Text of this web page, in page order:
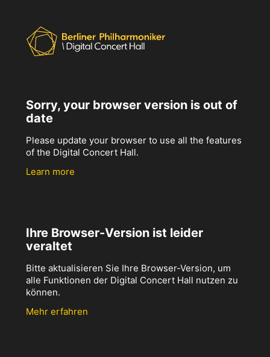
Sorry, your browser version is out of
date
Please update your browser to use all the features
of the Digital Concert Hall.
Learn more
Ihre Browser-Version ist leider
veraltet
Bitte aktualisieren Sie Ihre Browser-Version, um
alle Funktionen der Digital Concert Hall nutzen zu
können.
Mehr erfahren